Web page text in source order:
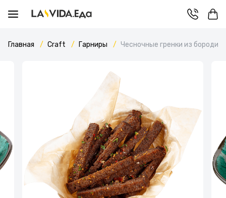
Главная Craft Гарниры Чесночные гренки из